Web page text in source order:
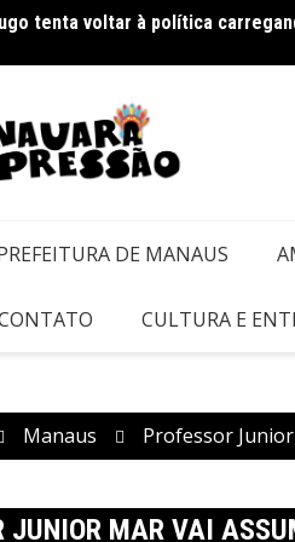
tenta voltar à política
para receber os filhos no Dia
DE MANAUS
CULTURA E
Manaus Professor
JUNIOR MAR VAI